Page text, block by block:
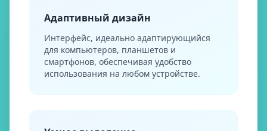
Адаптивный дизайн
Интерфейс, идеально адаптирующийся
для компьютеров, планшетов и
смартфонов, обеспечивая удобство
использования на любом устройстве.